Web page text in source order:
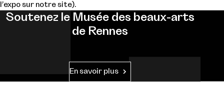
l’expo sur notre site).
Soutenez le Musée des beaux-arts
de Rennes
En savoir plus